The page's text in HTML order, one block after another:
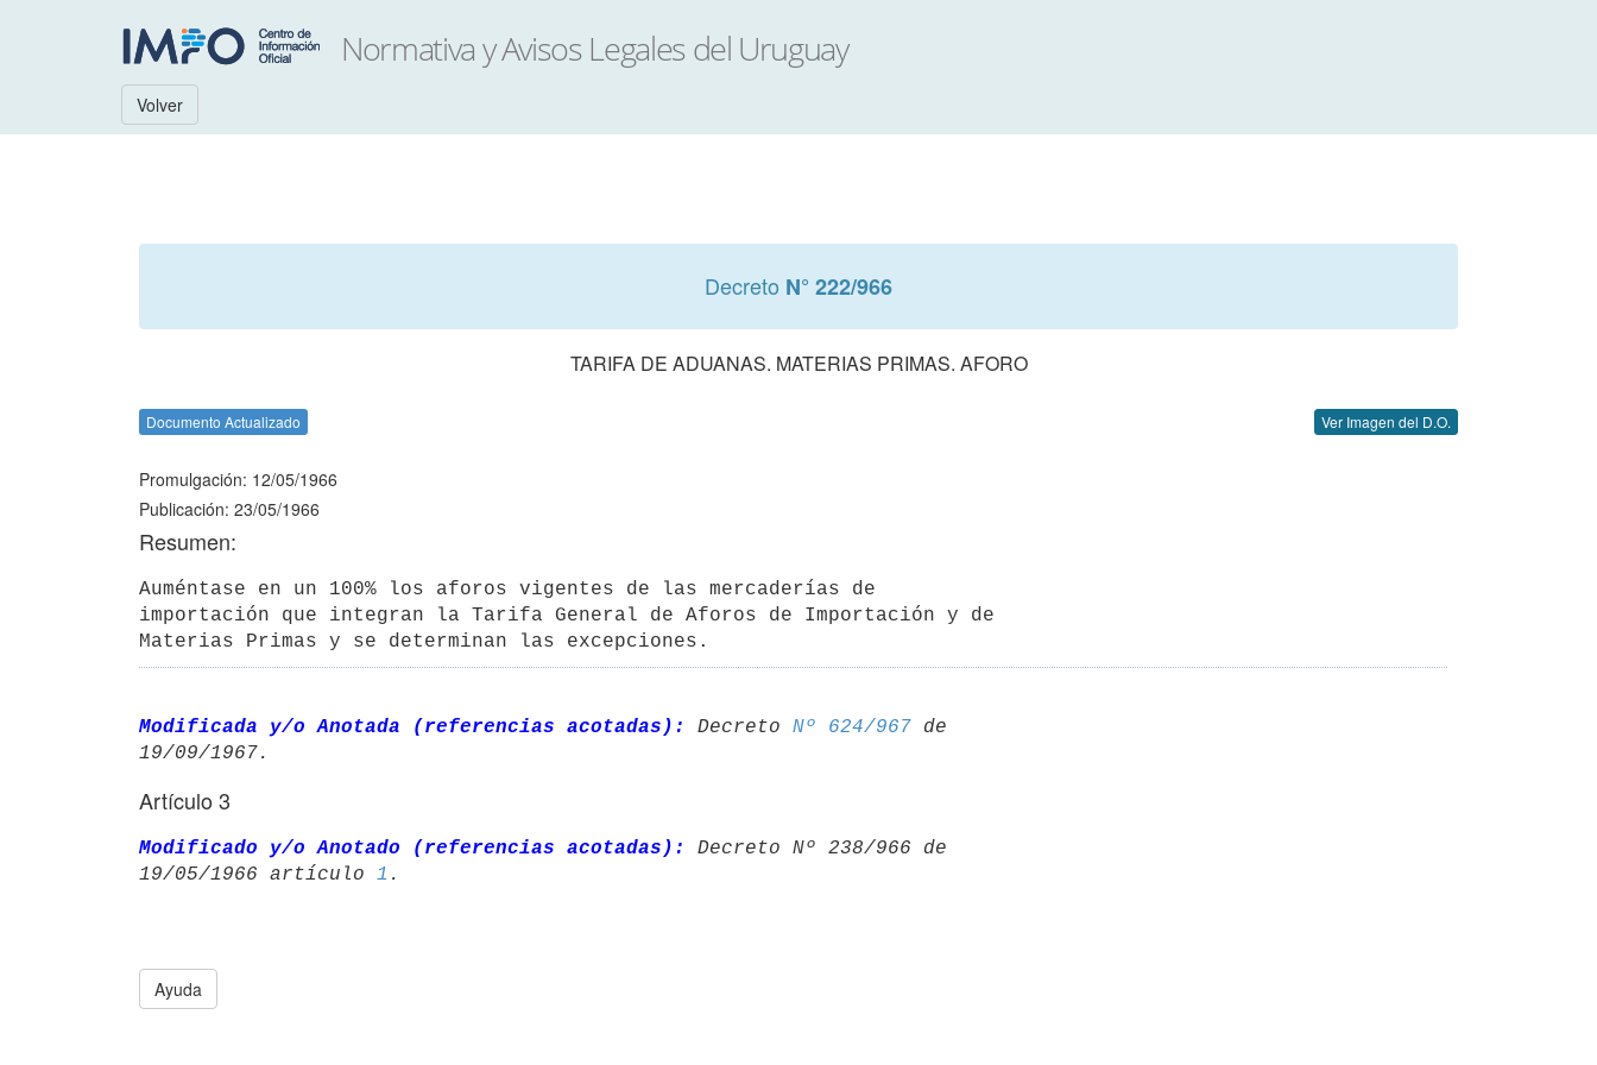
Volver
Decreto N° 222/966
TARIFA DE ADUANAS. MATERIAS PRIMAS. AFORO
Documento Actualizado Ver Imagen del D.O.
Promulgación: 12/05/1966
Publicación: 23/05/1966
Resumen:
Auméntase en un 100% los aforos vigentes de las mercaderías de
importación que integran la Tarifa General de Aforos de Importación y de
Materias Primas y se determinan las excepciones.
Modificada y/o Anotada (referencias acotadas): Decreto Nº 624/967 de
Artículo 3
Modificado y/o Anotado (referencias acotadas):
Decreto Nº 238/966 de
19/05/1966 artículo 1
Ayuda